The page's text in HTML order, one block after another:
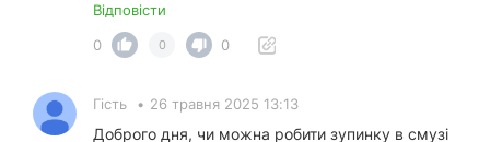
Відповісти
0
0 0
Гість • 26 травня 2025 13:13
Доброго дня, чи можна робити зупинку в смузі